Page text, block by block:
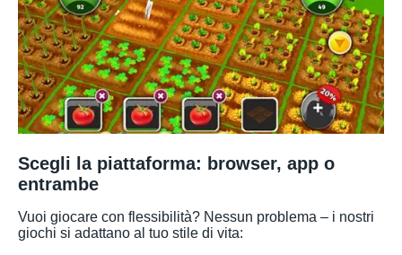
Scegli la piattaforma: browser, app o
entrambe
Vuoi giocare con flessibilità? Nessun problema – i nostri
giochi si adattano al tuo stile di vita: